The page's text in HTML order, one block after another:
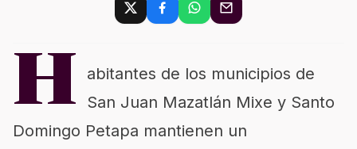
H
abitantes de los municipios de
San Juan Mazatlán Mixe y Santo
Domingo Petapa mantienen un